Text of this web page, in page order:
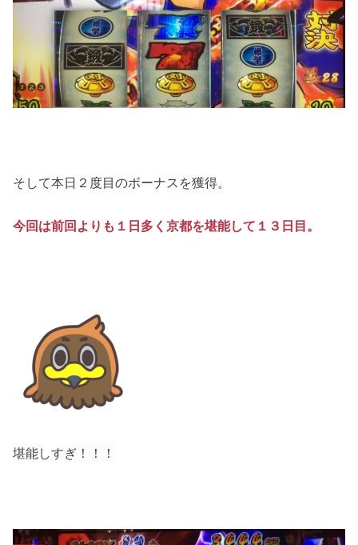
そして本日２度目のボーナスを獲得。
今回は前回よりも１日多く京都を堪能して１３日目。
堪能しすぎ！！！